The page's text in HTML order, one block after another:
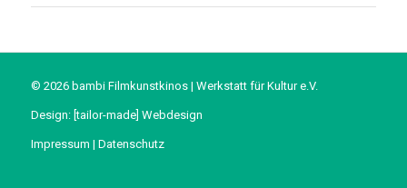
© 2026 bambi Filmkunstkinos | Werkstatt für Kultur e.V.
Design: [tailor-made] Webdesign
Impressum | Datenschutz